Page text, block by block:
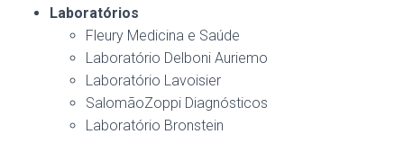
Laboratórios
Fleury Medicina e Saúde
Laboratório Delboni Auriemo
Laboratório Lavoisier
SalomãoZoppi Diagnósticos
Laboratório Bronstein